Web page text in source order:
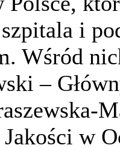
szpitala i
Wśród
–
w